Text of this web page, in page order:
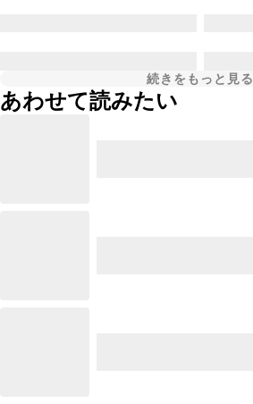
続きをもっと見る
あわせて読みたい